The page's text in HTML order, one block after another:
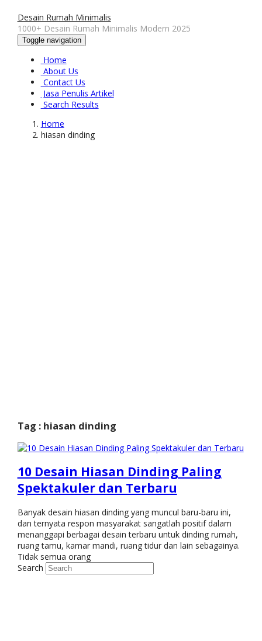
Desain Rumah Minimalis
1000+ Desain Rumah Minimalis Modern 2025
Toggle navigation
Home
About Us
Contact Us
Jasa Penulis Artikel
Search Results
Home
hiasan dinding
Tag : hiasan dinding
10 Desain Hiasan Dinding Paling
Spektakuler dan Terbaru
Banyak desain hiasan dinding yang muncul baru-baru ini,
dan ternyata respon masyarakat sangatlah positif dalam
menanggapi berbagai desain terbaru untuk dinding rumah,
ruang tamu, kamar mandi, ruang tidur dan lain sebagainya.
Tidak semua orang
Search